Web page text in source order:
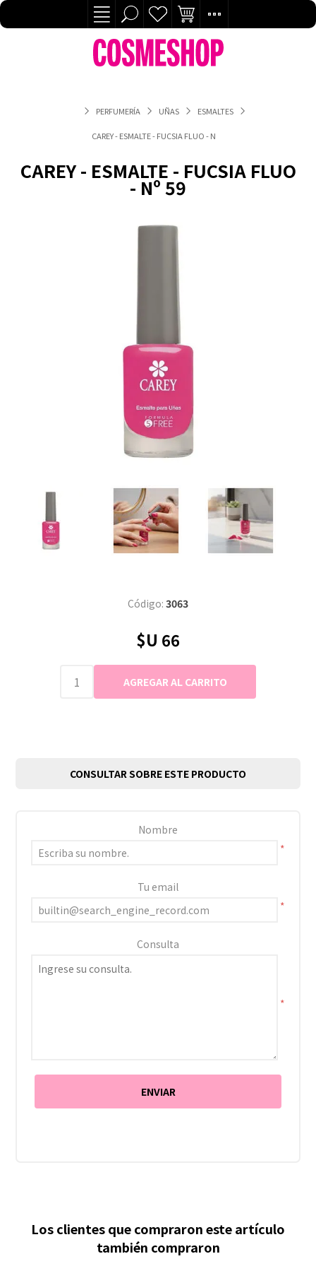
PERFUMERÍA UÑAS ESMALTES
CAREY - ESMALTE - FUCSIA FLUO - Nº 59
CAREY - ESMALTE - FUCSIA FLUO
- Nº 59
Código: 3063
$U 66
CONSULTAR SOBRE ESTE PRODUCTO
Nombre
*
Tu email
*
Consulta
*
Los clientes que compraron este artículo
también compraron